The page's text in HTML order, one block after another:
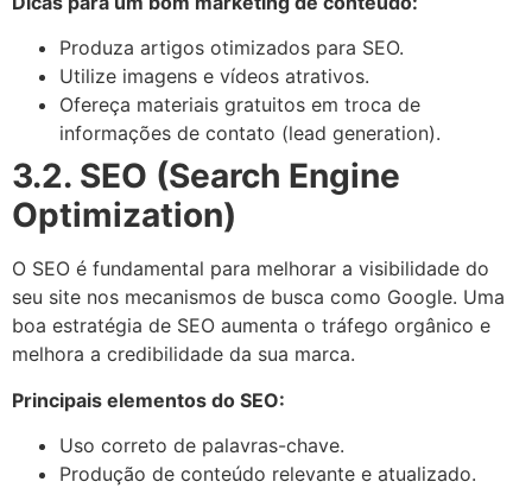
Produza artigos otimizados para SEO.
Utilize imagens e vídeos atrativos.
Ofereça materiais gratuitos em troca de
informações de contato (lead generation).
3.2. SEO (Search Engine
Optimization)
O SEO é fundamental para melhorar a visibilidade do
seu site nos mecanismos de busca como Google. Uma
boa estratégia de SEO aumenta o tráfego orgânico e
melhora a credibilidade da sua marca.
Principais elementos do SEO:
Uso correto de palavras-chave.
Produção de conteúdo relevante e atualizado.